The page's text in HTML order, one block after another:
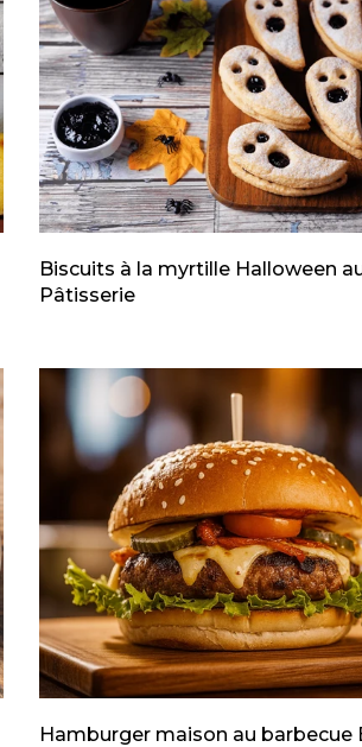
Biscuits à la myrtille Halloween
Pâtisserie
Hamburger maison au barbecue